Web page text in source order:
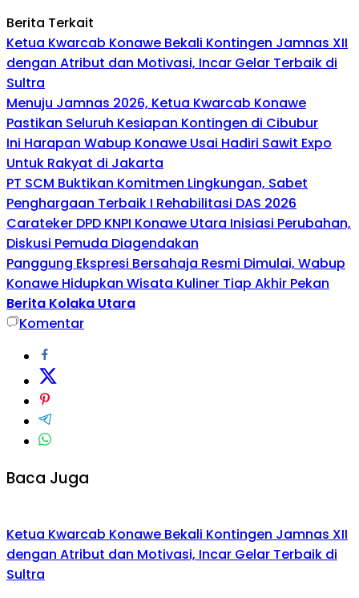
Berita Terkait
Ketua Kwarcab Konawe Bekali Kontingen Jamnas XII
dengan Atribut dan Motivasi, Incar Gelar Terbaik di
Sultra
Menuju Jamnas 2026, Ketua Kwarcab Konawe
Pastikan Seluruh Kesiapan Kontingen di Cibubur
Ini Harapan Wabup Konawe Usai Hadiri Sawit Expo
Untuk Rakyat di Jakarta
PT SCM Buktikan Komitmen Lingkungan, Sabet
Penghargaan Terbaik I Rehabilitasi DAS 2026
Carateker DPD KNPI Konawe Utara Inisiasi Perubahan,
Diskusi Pemuda Diagendakan
Panggung Ekspresi Bersahaja Resmi Dimulai, Wabup
Konawe Hidupkan Wisata Kuliner Tiap Akhir Pekan
Berita Kolaka Utara
Komentar
Baca Juga
Ketua Kwarcab Konawe Bekali Kontingen Jamnas XII
dengan Atribut dan Motivasi, Incar Gelar Terbaik di
Sultra